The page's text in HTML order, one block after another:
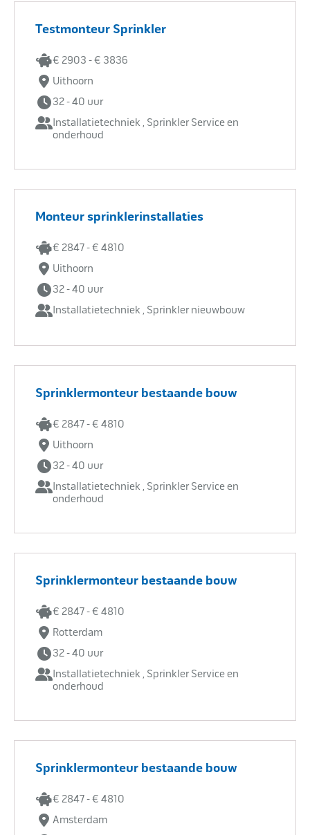
Testmonteur Sprinkler
€ 2903 - € 3836
Uithoorn
32 - 40 uur
Installatietechniek , Sprinkler Service en
onderhoud
Monteur sprinklerinstallaties
€ 2847 - € 4810
Uithoorn
32 - 40 uur
Installatietechniek , Sprinkler nieuwbouw
Sprinklermonteur bestaande bouw
€ 2847 - € 4810
Uithoorn
32 - 40 uur
Installatietechniek , Sprinkler Service en
onderhoud
Sprinklermonteur bestaande bouw
€ 2847 - € 4810
Rotterdam
32 - 40 uur
Installatietechniek , Sprinkler Service en
onderhoud
Sprinklermonteur bestaande bouw
€ 2847 - € 4810
Amsterdam